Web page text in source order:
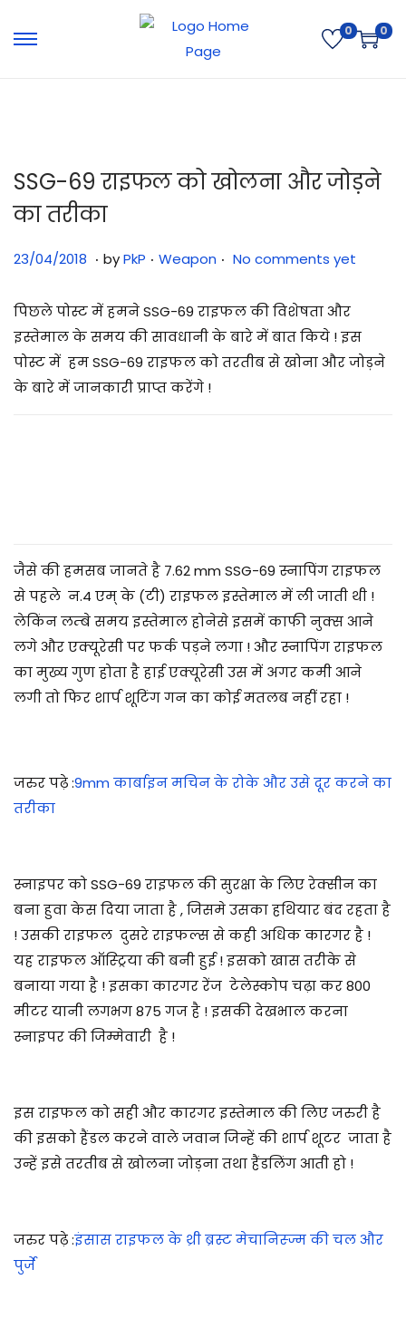
0 0
SSG-69 राइफल को खोलना और जोड़ने
का तरीका
Posted on
23/04/2018 3
/
0
7
/
. byPkP . Posted in
Weapon . No comments yet
पिछले पोस्ट में हमने SSG-69 राइफल की विशेषता और
इस्तेमाल के समय की सावधानी के बारे में बात किये ! इस
पोस्ट में हम SSG-69 राइफल को तरतीब से खोना और जोड़ने
के बारे में जानकारी प्राप्त करेंगे !
जैसे की हमसब जानते है 7.62 mm SSG-69 स्नापिंग राइफल
से पहले न.4 एम् के (टी) राइफल इस्तेमाल में ली जाती थी !
लेकिंन लम्बे समय इस्तेमाल होनेसे इसमें काफी नुक्स आने
लगे और एक्यूरेसी पर फर्क पड़ने लगा ! और स्नापिंग राइफल
का मुख्य गुण होता है हाई एक्यूरेसी उस में अगर कमी आने
लगी तो फिर शार्प शूटिंग गन का कोई मतलब नहीं रहा !
जरुर पढ़े :9mm कार्बाइन मचिन के रोके और उसे दूर करने का
तरीका
स्नाइपर को SSG-69 राइफल की सुरक्षा के लिए रेक्सीन का
बना हुवा केस दिया जाता है , जिसमे उसका हथियार बंद रहता है
! उसकी राइफल दुसरे राइफल्स से कही अधिक कारगर है !
यह राइफल ऑस्ट्रिया की बनी हुई ! इसको खास तरीके से
बनाया गया है ! इसका कारगर रेंज टेलेस्कोप चढ़ा कर 800
मीटर यानी लगभग 875 गज है ! इसकी देखभाल करना
स्नाइपर की जिम्मेवारी है !
इस राइफल को सही और कारगर इस्तेमाल की लिए जरुरी है
की इसको हैंडल करने वाले जवान जिन्हें की शार्प शूटर जाता है
उन्हें इसे तरतीब से खोलना जोड़ना तथा हैंडलिंग आती हो !
जरुर पढ़े :इंसास राइफल के थ्री ब्रस्ट मेचानिस्ज्म की चल और
पुर्जे